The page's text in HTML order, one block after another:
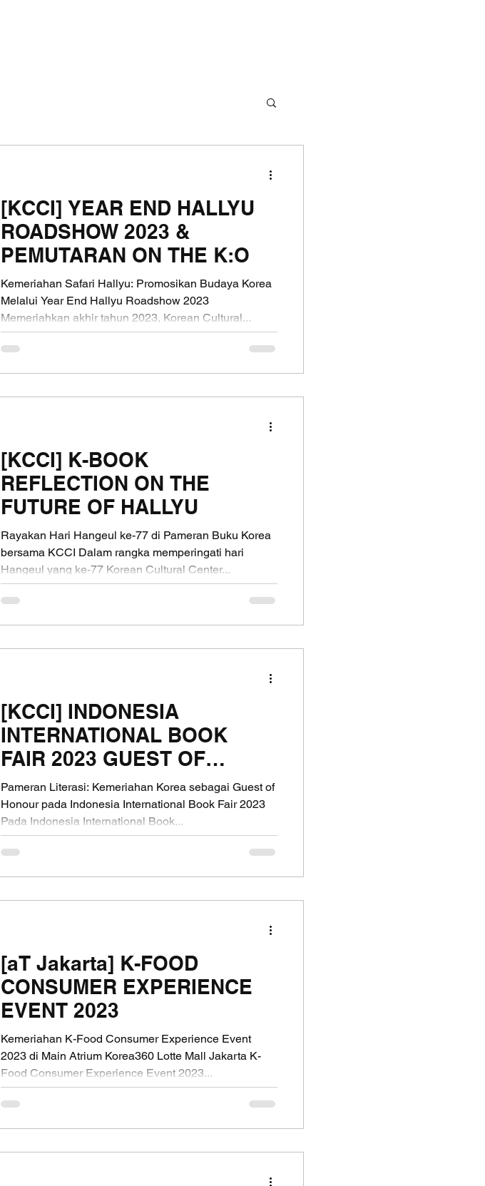
[KCCI] YEAR END HALLYU
ROADSHOW 2023 &
PEMUTARAN ON THE K:O
Kemeriahan Safari Hallyu: Promosikan Budaya Korea
Melalui Year End Hallyu Roadshow 2023
Memeriahkan akhir tahun 2023, Korean Cultural...
[KCCI] K-BOOK
REFLECTION ON THE
FUTURE OF HALLYU
Rayakan Hari Hangeul ke-77 di Pameran Buku Korea
bersama KCCI Dalam rangka memperingati hari
Hangeul yang ke-77 Korean Cultural Center...
[KCCI] INDONESIA
INTERNATIONAL BOOK
FAIR 2023 GUEST OF
HONOUR: KOREA
Pameran Literasi: Kemeriahan Korea sebagai Guest of
Honour pada Indonesia International Book Fair 2023
Pada Indonesia International Book...
[aT Jakarta] K-FOOD
CONSUMER EXPERIENCE
EVENT 2023
Kemeriahan K-Food Consumer Experience Event
2023 di Main Atrium Korea360 Lotte Mall Jakarta K-
Food Consumer Experience Event 2023...